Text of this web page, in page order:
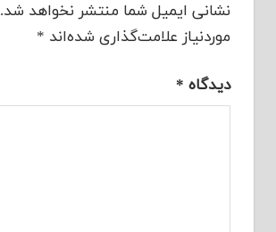
نشانی ایمیل شما منتشر نخواهد شد.
موردنیاز علامت‌گذاری شده‌اند *
دیدگاه *